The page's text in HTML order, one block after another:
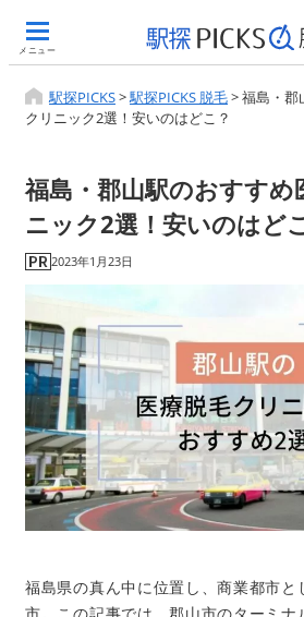
メニュー
駅探PICKS>駅探PICKS 脱毛>福島・郡
クリニック2選！安いのはどこ？
福島・郡山駅のおすすめ
ニック2選！安いのはど
2023年1月23日
福島県の真ん中に位置し、商業都市と